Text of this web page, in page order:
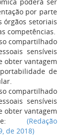
por parte
órgãos setoriais
competências.
compartilhado
sensíveis
obter vantagem
de
compartilhado
sensíveis
obter vantagem
de: (Redação
de 2018)